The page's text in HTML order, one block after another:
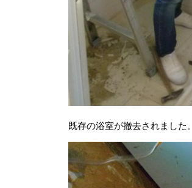
既存の浴室が撤去されました。